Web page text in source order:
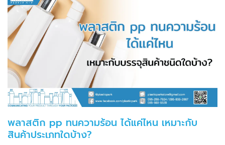
พลาสติก pp ทนความร้อน ได้แค่ไหน เหมาะกับ
สินค้าประเภทใดบ้าง?